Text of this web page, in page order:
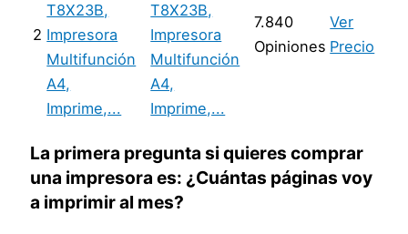
2
T8X23B,
Impresora
Multifunción
A4,
Imprime,...
7.840
Opiniones
Ver
Precio
La primera pregunta si quieres comprar
una impresora es: ¿Cuántas páginas voy
a imprimir al mes?